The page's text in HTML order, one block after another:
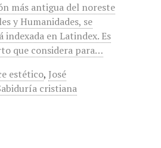
más antigua del noreste
y Humanidades, se
en Latindex. Es
que considera para…
estético, José
cristiana